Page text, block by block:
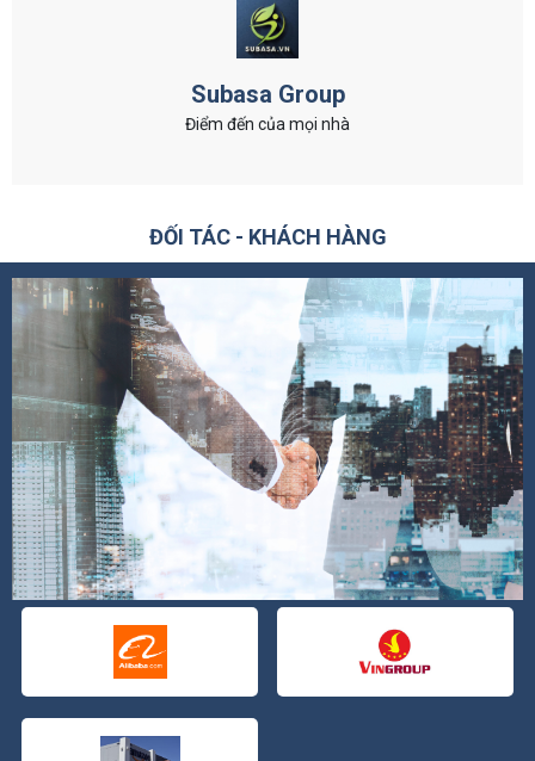
Subasa Group
Điểm đến của mọi nhà
ĐỐI TÁC - KHÁCH HÀNG